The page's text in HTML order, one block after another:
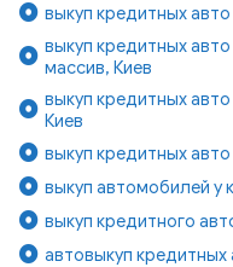
выкуп кредитных
выкуп кредитных
массив, Киев
выкуп кредитных
Киев
выкуп кредитных
выкуп автомобилей у
выкуп кредитного
автовыкуп